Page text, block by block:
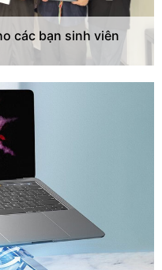
các bạn sinh viên